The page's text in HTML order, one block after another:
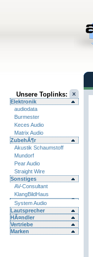
Unsere Toplinks:
Elektronik
audiodata
Burmester
Keces Audio
Matrix Audio
ZubehÃ¶r
Akustik Schaumstoff
Mundorf
Pear Audio
Straight Wire
Sonstiges
AV-Consultant
KlangBildHaus
System Audio
Lautsprecher
HÃ¤ndler
Vertriebe
Marken